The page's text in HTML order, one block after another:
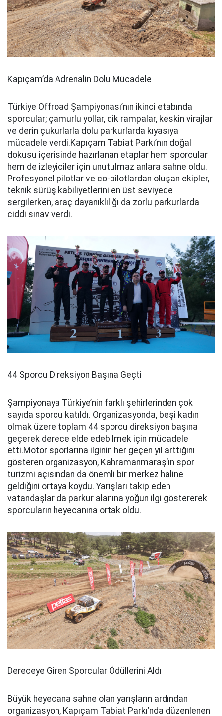
Kapıçam’da Adrenalin Dolu Mücadele
Türkiye Offroad Şampiyonası’nın ikinci etabında
sporcular; çamurlu yollar, dik rampalar, keskin virajlar
ve derin çukurlarla dolu parkurlarda kıyasıya
mücadele verdi.Kapıçam Tabiat Parkı’nın doğal
dokusu içerisinde hazırlanan etaplar hem sporcular
hem de izleyiciler için unutulmaz anlara sahne oldu.
Profesyonel pilotlar ve co-pilotlardan oluşan ekipler,
teknik sürüş kabiliyetlerini en üst seviyede
sergilerken, araç dayanıklılığı da zorlu parkurlarda
ciddi sınav verdi.
44 Sporcu Direksiyon Başına Geçti
Şampiyonaya Türkiye’nin farklı şehirlerinden çok
sayıda sporcu katıldı. Organizasyonda, beşi kadın
olmak üzere toplam 44 sporcu direksiyon başına
geçerek derece elde edebilmek için mücadele
etti.Motor sporlarına ilginin her geçen yıl arttığını
gösteren organizasyon, Kahramanmaraş’ın spor
turizmi açısından da önemli bir merkez haline
geldiğini ortaya koydu. Yarışları takip eden
vatandaşlar da parkur alanına yoğun ilgi göstererek
sporcuların heyecanına ortak oldu.
Dereceye Giren Sporcular Ödüllerini Aldı
Büyük heyecana sahne olan yarışların ardından
organizasyon, Kapıçam Tabiat Parkı’nda düzenlenen